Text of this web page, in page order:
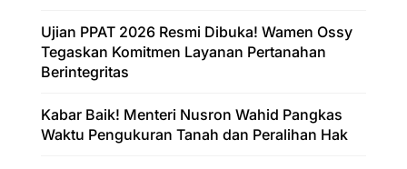
Ujian PPAT 2026 Resmi Dibuka! Wamen Ossy
Tegaskan Komitmen Layanan Pertanahan
Berintegritas
Kabar Baik! Menteri Nusron Wahid Pangkas
Waktu Pengukuran Tanah dan Peralihan Hak